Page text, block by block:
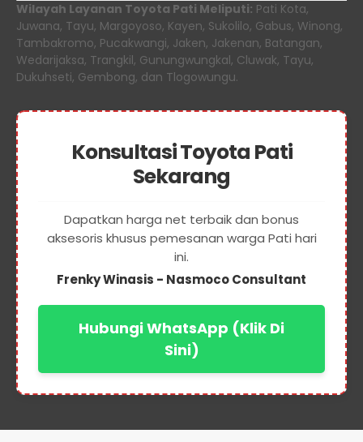
Wilayah Layanan Toyota Pati Meliputi: Pati Kota,
Juwana, Tayu, Margoyoso, Kayen, Sukolilo, Gabus, Winong,
Tambakromo, Pucakwangi, Jaken, Jakenan, Batangan,
Wedarijaksa, Trangkil, Gunungwungkal, Cluwak, Tayu,
Dukuhseti, Gembong, dan Tlogowungu.
Konsultasi Toyota Pati
Sekarang
Dapatkan harga net terbaik dan bonus
aksesoris khusus pemesanan warga Pati hari
ini.
Frenky Winasis - Nasmoco Consultant
Hubungi WhatsApp (Klik Di
Sini)